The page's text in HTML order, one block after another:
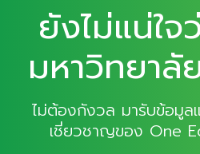
ยังไม่แน่ใจ
มหาวิทยาลั
ไม่ต้องกังวล มารับข้อมูล
เชี่ยวชาญของ One